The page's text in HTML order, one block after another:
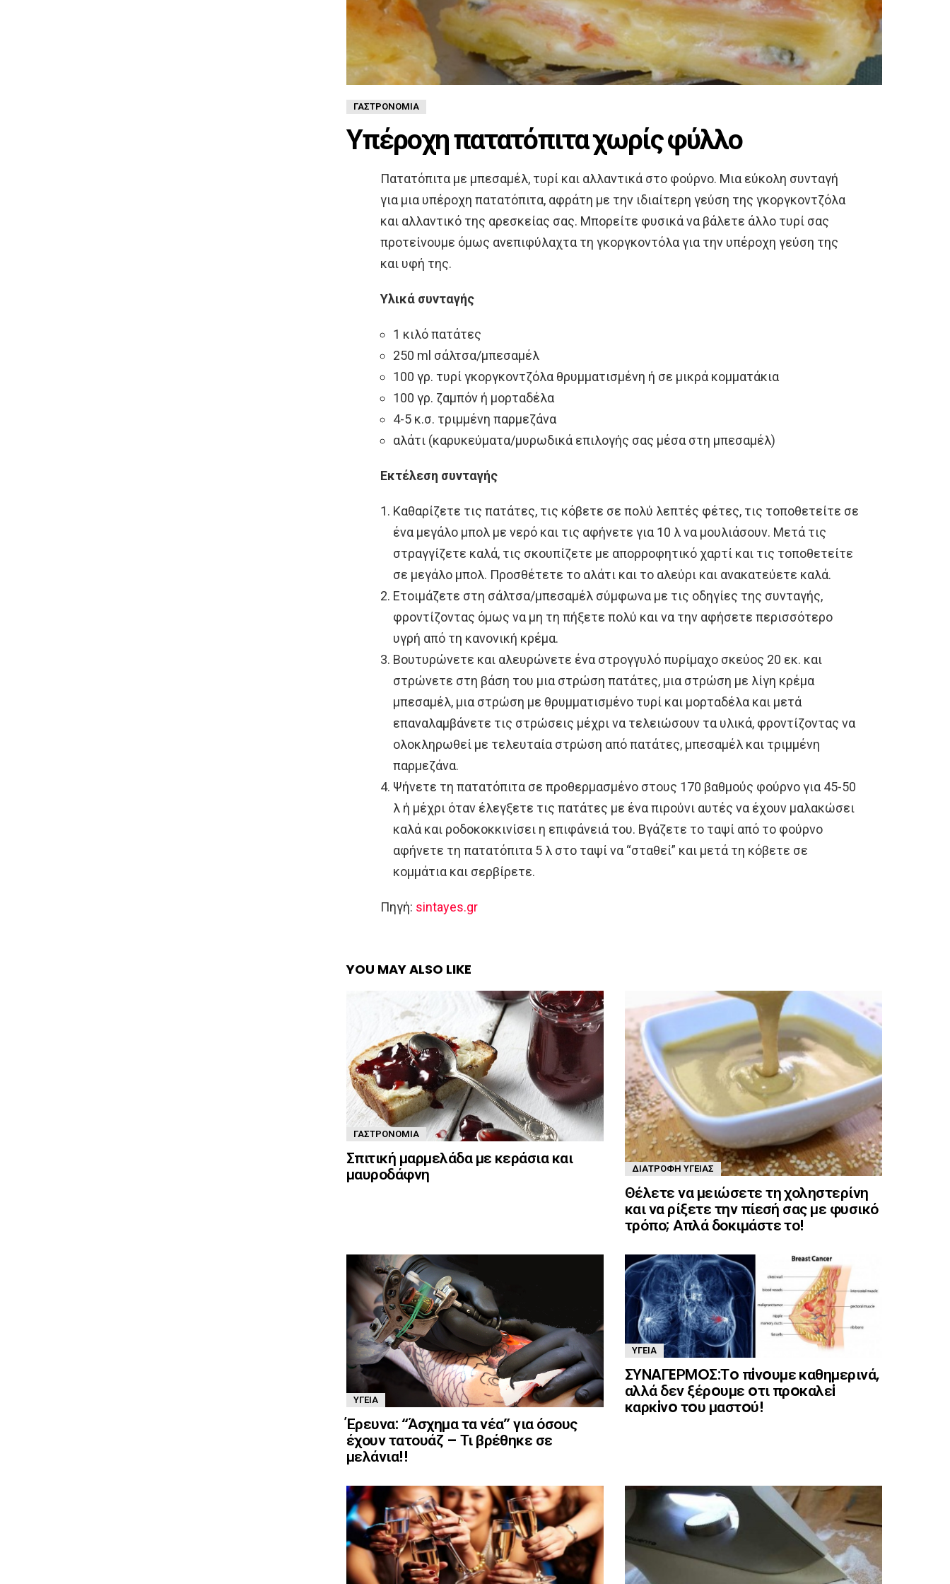
ΓΑΣΤΡΟΝΟΜΊΑ
Υπέροχη πατατόπιτα χωρίς φύλλο
Πατατόπιτα με μπεσαμέλ, τυρί και αλλαντικά στο φούρνο. Μια εύκολη συνταγή
για μια υπέροχη πατατόπιτα, αφράτη με την ιδιαίτερη γεύση της γκοργκοντζόλα
και αλλαντικό της αρεσκείας σας. Μπορείτε φυσικά να βάλετε άλλο τυρί σας
προτείνουμε όμως ανεπιφύλαχτα τη γκοργκοντόλα για την υπέροχη γεύση της
και υφή της.
Υλικά συνταγής
1 κιλό πατάτες
250 ml σάλτσα/μπεσαμέλ
100 γρ. τυρί γκοργκοντζόλα θρυμματισμένη ή σε μικρά κομματάκια
100 γρ. ζαμπόν ή μορταδέλα
4-5 κ.σ. τριμμένη παρμεζάνα
αλάτι (καρυκεύματα/μυρωδικά επιλογής σας μέσα στη μπεσαμέλ)
Εκτέλεση συνταγής
Καθαρίζετε τις πατάτες, τις κόβετε σε πολύ λεπτές φέτες, τις τοποθετείτε σε
ένα μεγάλο μπολ με νερό και τις αφήνετε για 10 λ να μουλιάσουν. Μετά τις
στραγγίζετε καλά, τις σκουπίζετε με απορροφητικό χαρτί και τις τοποθετείτε
σε μεγάλο μπολ. Προσθέτετε το αλάτι και το αλεύρι και ανακατεύετε καλά.
Ετοιμάζετε στη σάλτσα/μπεσαμέλ σύμφωνα με τις οδηγίες της συνταγής,
φροντίζοντας όμως να μη τη πήξετε πολύ και να την αφήσετε περισσότερο
υγρή από τη κανονική κρέμα.
Βουτυρώνετε και αλευρώνετε ένα στρογγυλό πυρίμαχο σκεύος 20 εκ. και
στρώνετε στη βάση του μια στρώση πατάτες, μια στρώση με λίγη κρέμα
μπεσαμέλ, μια στρώση με θρυμματισμένο τυρί και μορταδέλα και μετά
επαναλαμβάνετε τις στρώσεις μέχρι να τελειώσουν τα υλικά, φροντίζοντας να
ολοκληρωθεί με τελευταία στρώση από πατάτες, μπεσαμέλ και τριμμένη
παρμεζάνα.
Ψήνετε τη πατατόπιτα σε προθερμασμένο στους 170 βαθμούς φούρνο για 45-50
λ ή μέχρι όταν έλεγξετε τις πατάτες με ένα πιρούνι αυτές να έχουν μαλακώσει
καλά και ροδοκοκκινίσει η επιφάνειά του. Βγάζετε το ταψί από το φούρνο
αφήνετε τη πατατόπιτα 5 λ στο ταψί να “σταθεί” και μετά τη κόβετε σε
κομμάτια και σερβίρετε.
Πηγή: sintayes.gr
YOU MAY ALSO LIKE
ΓΑΣΤΡΟΝΟΜΊΑ
Σπιτική μαρμελάδα με κεράσια και
μαυροδάφνη ΔΙΑΤΡΟΦΉ ΥΓΕΊΑΣ
Θέλετε να μειώσετε τη χοληστερίνη
και να ρίξετε την πίεσή σας με φυσικό
τρόπο; Απλά δοκιμάστε το!
ΥΓΕΊΑ
Έρευνα: “Άσχημα τα νέα” για όσους
έχουν τατουάζ – Τι βρέθηκε σε
μελάνια!!
ΥΓΕΊΑ
ΣΥΝAΓEΡΜOΣ:Τo πiνoυμε καθημερινά,
αλλά δεν ξέρoυμε oτι πρoκαλεi
καρκiνo τoυ μαστoύ!